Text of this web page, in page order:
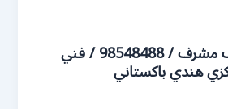
رقم تصليح تكييف مشرف / 98548488 / فني
هندي باكستاني